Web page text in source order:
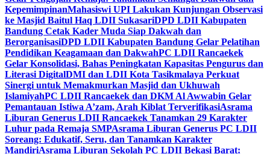
KepemimpinanMahasiswi UPI Lakukan Kunjungan Observasi
ke Masjid Baitul Haq LDII SukasariDPD LDII Kabupaten
Bandung Cetak Kader Muda Siap Dakwah dan
BerorganisasiDPD LDII Kabupaten Bandung Gelar Pelatihan
Pendidikan Keagamaan dan DakwahPC LDII Rancaekek
Gelar Konsolidasi, Bahas Peningkatan Kapasitas Pengurus dan
Literasi DigitalDMI dan LDII Kota Tasikmalaya Perkuat
Sinergi untuk Memakmurkan Masjid dan Ukhuwah
IslamiyahPC LDII Rancaekek dan DKM Al Awwabin Gelar
Pemantauan Istiwa A’zam, Arah Kiblat TerverifikasiAsrama
Liburan Generus LDII Rancaekek Tanamkan 29 Karakter
Luhur pada Remaja SMPAsrama Liburan Generus PC LDII
Soreang: Edukatif, Seru, dan Tanamkan Karakter
MandiriAsrama Liburan Sekolah PC LDII Bekasi Barat: